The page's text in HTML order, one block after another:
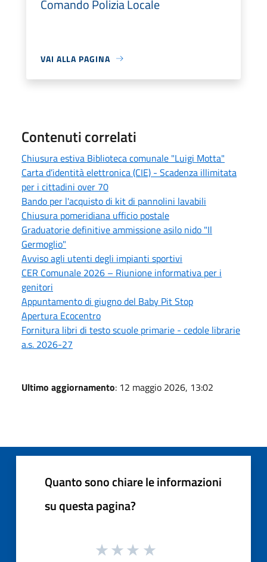
Comando Polizia Locale
VAI ALLA PAGINA
Contenuti correlati
Chiusura estiva Biblioteca comunale "Luigi Motta"
Carta d’identità elettronica (CIE) - Scadenza illimitata
per i cittadini over 70
Bando per l'acquisto di kit di pannolini lavabili
Chiusura pomeridiana ufficio postale
Graduatorie definitive ammissione asilo nido "Il
Germoglio"
Avviso agli utenti degli impianti sportivi
CER Comunale 2026 – Riunione informativa per i
genitori
Appuntamento di giugno del Baby Pit Stop
Apertura Ecocentro
Fornitura libri di testo scuole primarie - cedole librarie
a.s. 2026-27
Ultimo aggiornamento: 12 maggio 2026, 13:02
Quanto sono chiare le informazioni
su questa pagina?